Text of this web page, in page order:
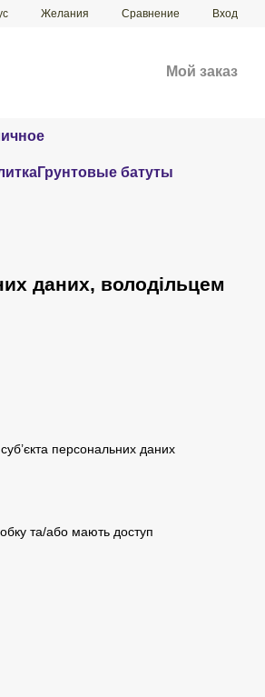
Желания Сравнение Вход
Мой заказ
Грунтовые батуты
даних, володільцем
персональних даних
та/або мають доступ